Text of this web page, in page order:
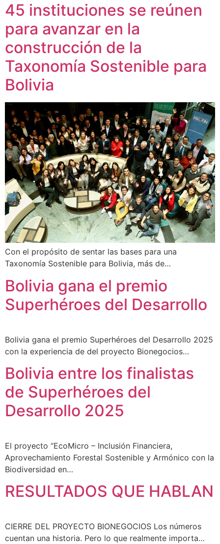
45 instituciones se reúnen
para avanzar en la
construcción de la
Taxonomía Sostenible para
Bolivia
Con el propósito de sentar las bases para una
Taxonomía Sostenible para Bolivia, más de…
Bolivia gana el premio
Superhéroes del Desarrollo
Bolivia gana el premio Superhéroes del Desarrollo 2025
con la experiencia de del proyecto Bionegocios…
Bolivia entre los finalistas
de Superhéroes del
Desarrollo 2025
El proyecto “EcoMicro – Inclusión Financiera,
Aprovechamiento Forestal Sostenible y Armónico con la
Biodiversidad en…
RESULTADOS QUE HABLAN
CIERRE DEL PROYECTO BIONEGOCIOS Los números
cuentan una historia. Pero lo que realmente importa…